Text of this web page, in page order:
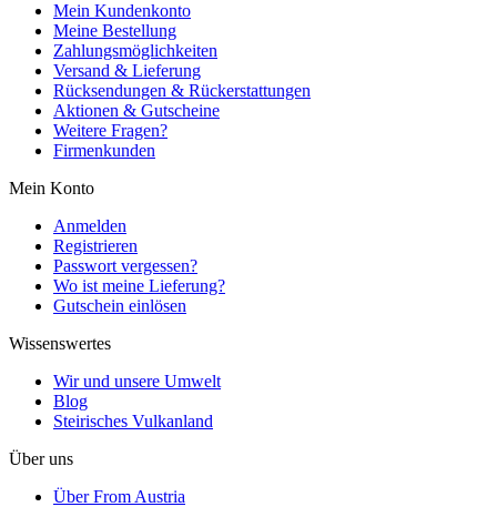
Mein Kundenkonto
Meine Bestellung
Zahlungsmöglichkeiten
Versand & Lieferung
Rücksendungen & Rückerstattungen
Aktionen & Gutscheine
Weitere Fragen?
Firmenkunden
Mein Konto
Anmelden
Registrieren
Passwort vergessen?
Wo ist meine Lieferung?
Gutschein einlösen
Wissenswertes
Wir und unsere Umwelt
Blog
Steirisches Vulkanland
Über uns
Über From Austria